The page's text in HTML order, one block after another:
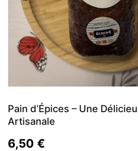
Pain d’Épices – Une
Artisanale
6,50 €